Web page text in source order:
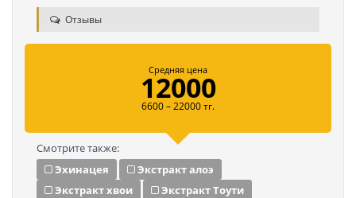
Отзывы
Средняя цена
12000
6600 – 22000 тг.
Смотрите также:
Эхинацея
Экстракт алоэ
Экстракт хвои
Экстракт Тоути